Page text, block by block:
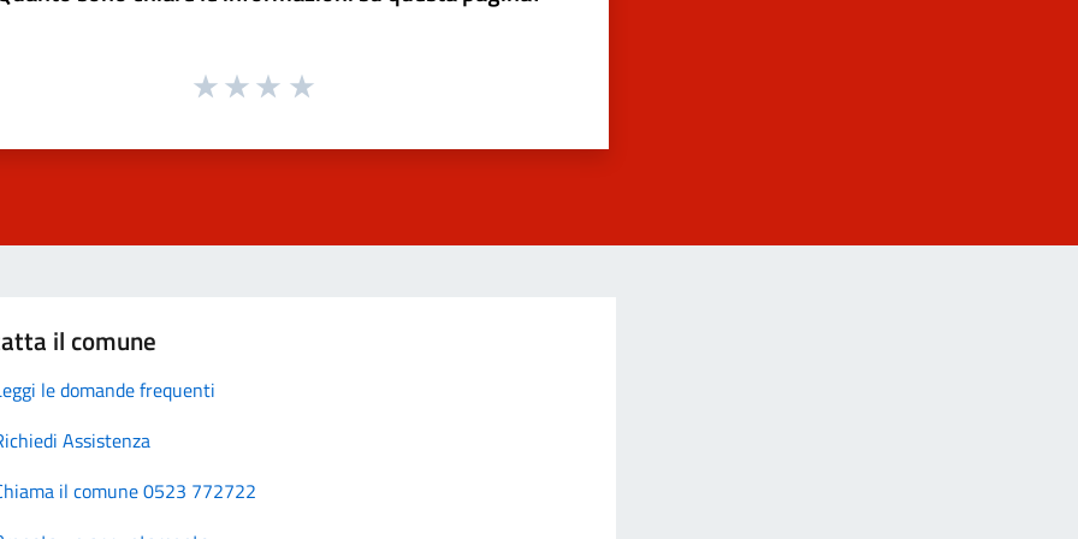
il comune
le domande frequenti
Assistenza
il comune 0523 772722